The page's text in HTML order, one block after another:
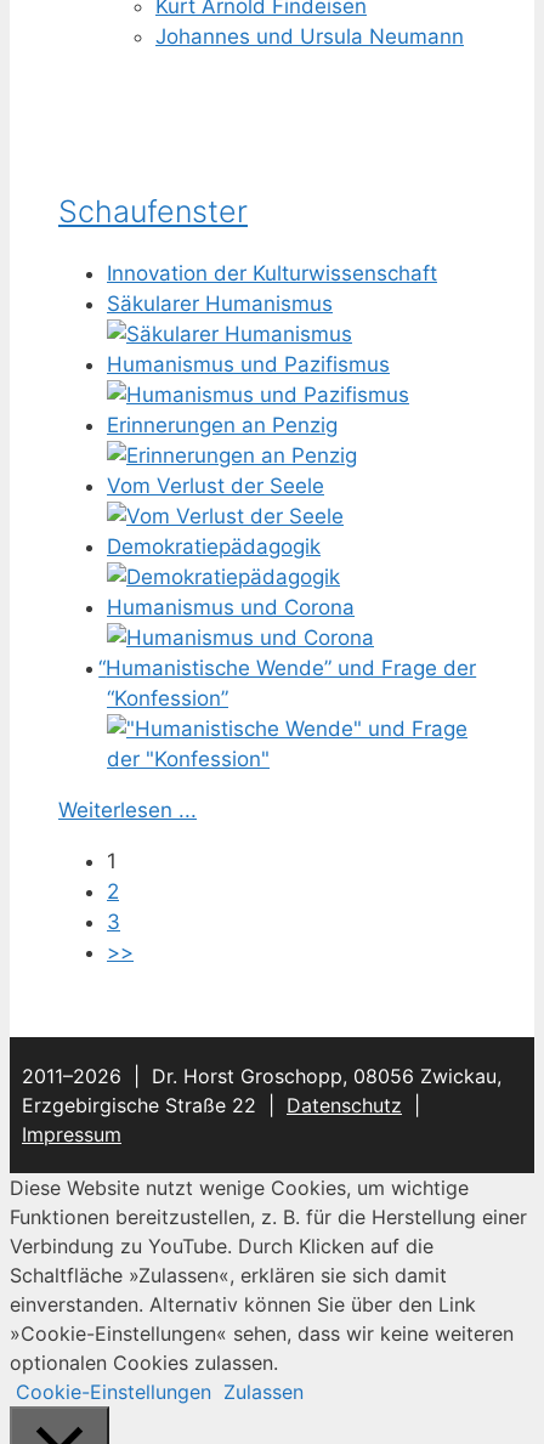
Kurt Arnold Findeisen
Johannes und Ursula Neumann
Schaufenster
Innovation der Kulturwissenschaft
Säkularer Humanismus
Humanismus und Pazifismus
Erinnerungen an Penzig
Vom Verlust der Seele
Demokratiepädagogik
Humanismus und Corona
“Humanistische Wende” und Frage der
“Konfession”
Weiterlesen ...
1
2
3
>>
2011–2026 | Dr. Horst Groschopp, 08056 Zwickau,
Erzgebirgische Straße 22 | Datenschutz
Impressum
Diese Website nutzt wenige Cookies, um wichtige
Funktionen bereitzustellen, z. B. für die Herstellung einer
Verbindung zu YouTube. Durch Klicken auf die
Schaltfläche »Zulassen«, erklären sie sich damit
einverstanden. Alternativ können Sie über den Link
»Cookie-Einstellungen« sehen, dass wir keine weiteren
optionalen Cookies zulassen.
Cookie-Einstellungen Zulassen